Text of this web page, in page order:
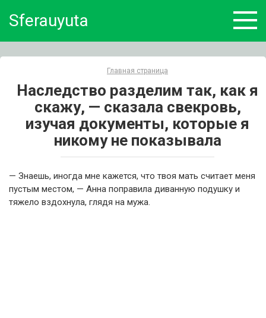
Sferauyuta
Главная страница
Наследство разделим так, как я
скажу, — сказала свекровь,
изучая документы, которые я
никому не показывала
— Знаешь, иногда мне кажется, что твоя мать считает меня
пустым местом, — Анна поправила диванную подушку и
тяжело вздохнула, глядя на мужа.